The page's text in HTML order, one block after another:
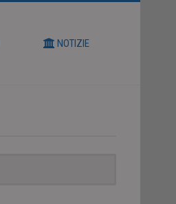
NOTIZIE